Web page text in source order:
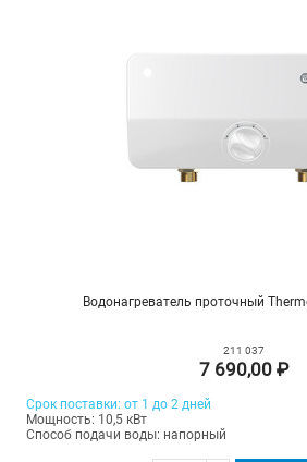
Водонагреватель проточный
211 037
7 690,00 ₽
Срок поставки: от 1 до 2 дней
Мощность: 10,5 кВт
Способ подачи воды: напорный